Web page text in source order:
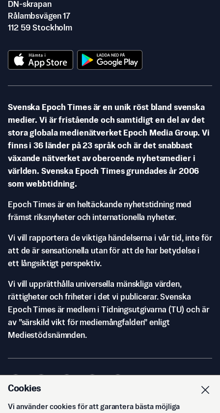
DN-skrapan
Rålambsvägen 17
112 59 Stockholm
Svenska Epoch Times är en unik röst bland svenska
medier. Vi är fristående och samtidigt en del av det
stora globala medienätverket Epoch Media Group. Vi
finns i 36 länder på 23 språk och är det snabbast
växande nätverket av oberoende nyhetsmedier i
världen. Svenska Epoch Times grundades år 2006
som webbtidning.
Epoch Times är en heltäckande nyhetstidning med
främst riksnyheter och internationella nyheter.
Vi vill rapportera de viktiga händelserna i vår tid, inte för
att de är sensationella utan för att de har betydelse i
ett långsiktigt perspektiv.
Vi vill upprätthålla universella mänskliga värden,
rättigheter och friheter i det vi publicerar. Svenska
Epoch Times är medlem i Tidningsutgivarna (TU) och är
av ”särskild vikt för mediemångfalden” enligt
Mediestödsnämnden.
© Svenska Epoch Times AB2026
Cookies
Vi använder cookies för att garantera bästa möjliga